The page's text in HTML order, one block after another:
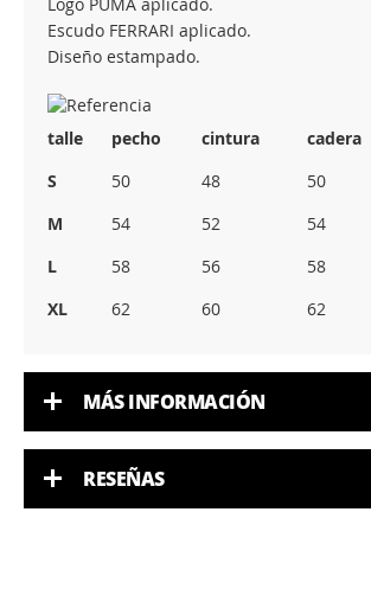
Escudo FERRARI aplicado.
Diseño estampado.
talle pecho cintura cadera
S
50 48 50
M
54 52 54
L
58 56 58
XL
62 60 62
MÁS INFORMACIÓN
RESEÑAS